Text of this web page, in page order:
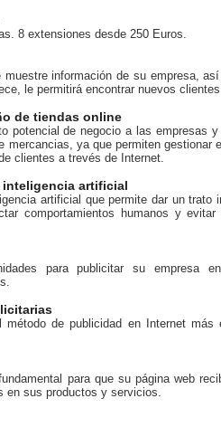
8 extensiones desde 250 Euros.
muestre información de su empresa,
le permitirá encontrar nuevos
de tiendas online
potencial de negocio a las empresas
mercancias, ya que permiten gestionar
clientes a trevés de Internet.
inteligencia artificial
artificial que permite dar un trato
comportamientos humanos y evitar
para publicitar su empresa
de publicidad en Internet más
para que su página web
en sus productos y servicios.